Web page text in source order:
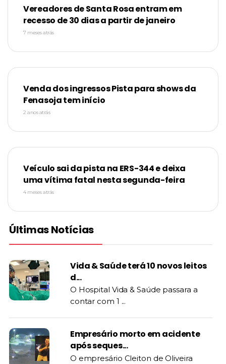
Vereadores de Santa Rosa entram em
recesso de 30 dias a partir de janeiro
7 meses atrás
Venda dos ingressos Pista para shows da
Fenasoja tem início
2 anos atrás
Veículo sai da pista na ERS-344 e deixa
uma vítima fatal nesta segunda-feira
4 meses atrás
Últimas Notícias
Vida & Saúde terá 10 novos leitos
d...
O Hospital Vida & Saúde passara a
contar com 1 ...
Empresário morto em acidente
após seques...
O empresário Cleiton de Oliveira